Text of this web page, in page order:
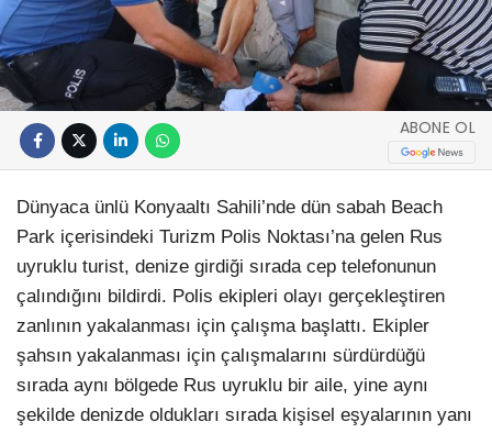
ABONE OL
Dünyaca ünlü Konyaaltı Sahili’nde dün sabah Beach
Park içerisindeki Turizm Polis Noktası’na gelen Rus
uyruklu turist, denize girdiği sırada cep telefonunun
çalındığını bildirdi. Polis ekipleri olayı gerçekleştiren
zanlının yakalanması için çalışma başlattı. Ekipler
şahsın yakalanması için çalışmalarını sürdürdüğü
sırada aynı bölgede Rus uyruklu bir aile, yine aynı
şekilde denizde oldukları sırada kişisel eşyalarının yanı